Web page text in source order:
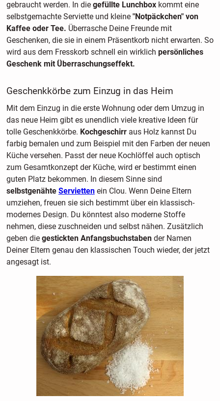
gebraucht werden. In die gefüllte Lunchboxkommt eine
selbstgemachte Serviette und kleine "Notpäckchen" von
Kaffee oder Tee. Überrasche Deine Freunde mit
Geschenken, die sie in einem Präsentkorb nicht erwarten. So
wird aus dem Fresskorb schnell ein wirklich persönliches
Geschenk mit Überraschungseffekt.
Geschenkkörbe zum Einzug in das Heim
Mit dem Einzug in die erste Wohnung oder dem Umzug in
das neue Heim gibt es unendlich viele kreative Ideen für
tolle Geschenkkörbe. Kochgeschirr aus Holz kannst Du
farbig bemalen und zum Beispiel mit den Farben der neuen
Küche versehen. Passt der neue Kochlöffel auch optisch
zum Gesamtkonzept der Küche, wird er bestimmt einen
guten Platz bekommen. In diesem Sinne sind
selbstgenähte Serviettenein Clou. Wenn Deine Eltern
umziehen, freuen sie sich bestimmt über ein klassisch-
modernes Design. Du könntest also moderne Stoffe
nehmen, diese zuschneiden und selbst nähen. Zusätzlich
geben die gestickten Anfangsbuchstabender Namen
Deiner Eltern genau den klassischen Touch wieder, der jetzt
angesagt ist.